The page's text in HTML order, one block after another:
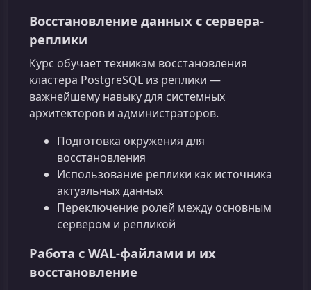
Восстановление данных с сервера-
реплики
Курс обучает техникам восстановления
кластера PostgreSQL из реплики —
важнейшему навыку для системных
архитекторов и администраторов.
Подготовка окружения для
восстановления
Использование реплики как источника
актуальных данных
Переключение ролей между основным
сервером и репликой
Работа с WAL-файлами и их
восстановление